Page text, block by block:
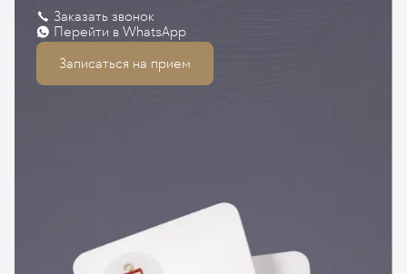
Записаться на прием
Перейти в WhatsApp
Заказать звонок